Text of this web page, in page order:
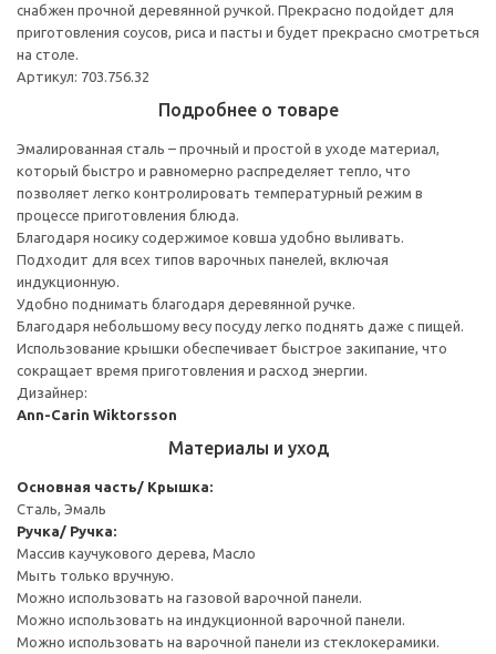
снабжен прочной деревянной ручкой. Прекрасно подойдет для
приготовления соусов, риса и пасты и будет прекрасно смотреться
на столе.
Артикул: 703.756.32
Подробнее о товаре
Эмалированная сталь – прочный и простой в уходе материал,
который быстро и равномерно распределяет тепло, что
позволяет легко контролировать температурный режим в
процессе приготовления блюда.
Благодаря носику содержимое ковша удобно выливать.
Подходит для всех типов варочных панелей, включая
индукционную.
Удобно поднимать благодаря деревянной ручке.
Благодаря небольшому весу посуду легко поднять даже с пищей.
Использование крышки обеспечивает быстрое закипание, что
сокращает время приготовления и расход энергии.
Дизайнер:
Ann-Carin Wiktorsson
Материалы и уход
Основная часть/ Крышка:
Сталь, Эмаль
Ручка/ Ручка:
Массив каучукового дерева, Масло
Мыть только вручную.
Можно использовать на газовой варочной панели.
Можно использовать на индукционной варочной панели.
Можно использовать на варочной панели из стеклокерамики.